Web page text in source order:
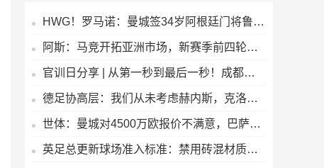
HWG！罗马诺：曼城签34岁阿根廷门将鲁利达协议，合同2+1
阿斯：马竞开拓亚洲市场，新赛季前四轮联赛两场安排在下午踢
官训日分享 | 从第一秒到最后一秒！成都雄起！
德足协高层：我们从未考虑赫内斯，克洛普是德国主帅的理想人选
世体：曼城对4500万欧报价不满意，巴萨将再次报价罗德里
英足总更新球场准入标准：禁用砖混材质隔离墙，需加装安全防护层